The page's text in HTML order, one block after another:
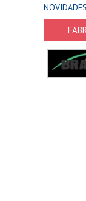
NOVIDADES